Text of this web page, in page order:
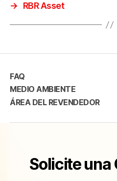
→
RBR Asset
FAQ
MEDIO AMBIENTE
ÁREA DEL REVENDEDOR
Solicite una